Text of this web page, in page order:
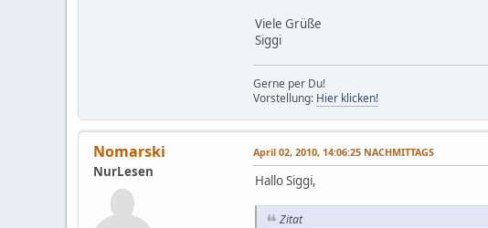
Viele Grüße
Siggi
Gerne per Du!
Vorstellung: Hier klicken!
Nomarski
NurLesen
April 02, 2010, 14:06:25 NACHMITTAGS
Hallo Siggi,
Zitat